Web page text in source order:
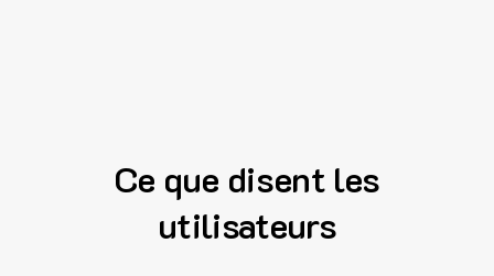
Ce que disent les
utilisateurs